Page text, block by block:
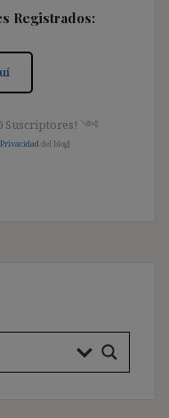
Registrados:
Suscriptores! ༺
del blog]